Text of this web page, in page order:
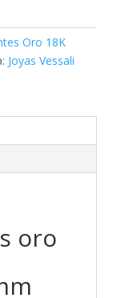
Oro 18K
Joyas Vessali
oro